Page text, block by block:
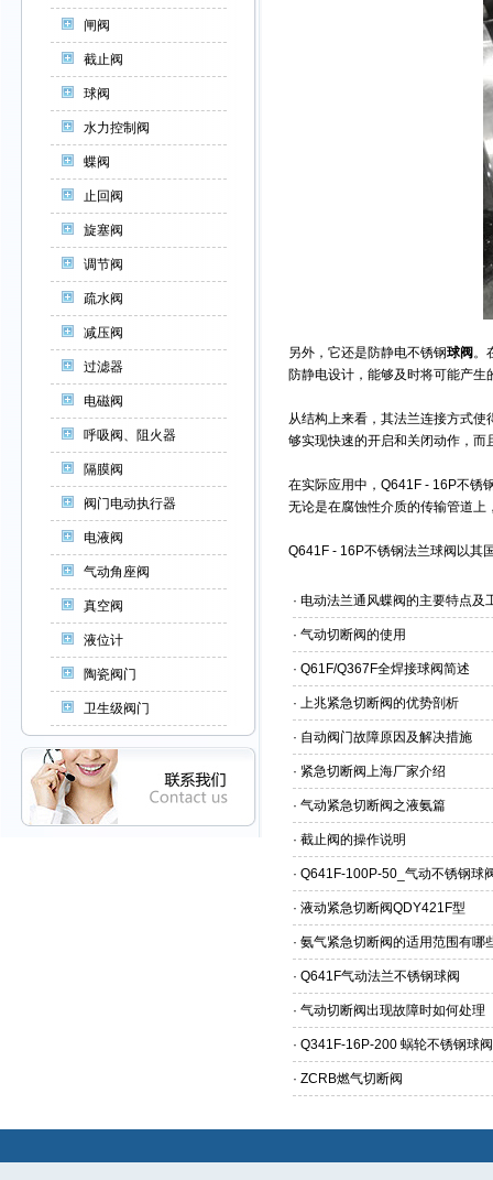
闸阀
截止阀
球阀
水力控制阀
蝶阀
止回阀
旋塞阀
调节阀
疏水阀
减压阀
过滤器
电磁阀
呼吸阀、阻火器
隔膜阀
阀门电动执行器
电液阀
气动角座阀
真空阀
液位计
陶瓷阀门
卫生级阀门
另外，它还是防静电不锈钢球阀 。
防静电设计，能够及时将可能产
从结构上来看，其法兰连接方式
够实现快速的开启和关闭动作，
在实际应用中，Q641F - 16P不锈
无论是在腐蚀性介质的传输管道
Q641F - 16P不锈钢法兰球阀以其
· 电动法兰通风蝶阀的主要特点及
· 气动切断阀的使用
· Q61F/Q367F全焊接球阀简述
· 上兆紧急切断阀的优势剖析
· 自动阀门故障原因及解决措施
· 紧急切断阀上海厂家介绍
· 气动紧急切断阀之液氨篇
· 截止阀的操作说明
· Q641F-100P-50_气动不锈钢球
· 液动紧急切断阀QDY421F型
· 氨气紧急切断阀的适用范围有哪
· Q641F气动法兰不锈钢球阀
· 气动切断阀出现故障时如何处理
· Q341F-16P-200 蜗轮不锈钢球
· ZCRB燃气切断阀